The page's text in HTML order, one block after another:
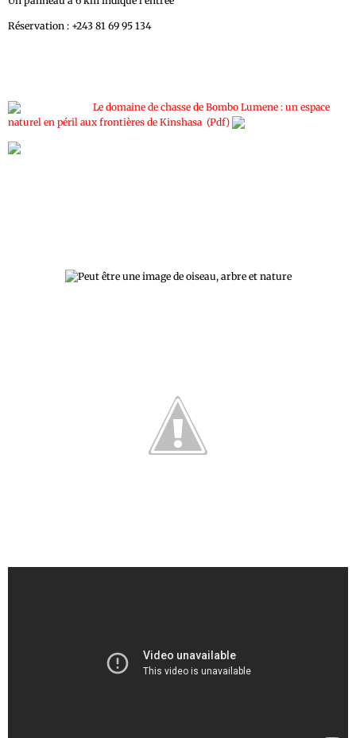
Réservation : +243 81 69 95 134
Le domaine de chasse de Bombo Lumene : un espace
naturel en péril aux frontières de Kinshasa (Pdf)